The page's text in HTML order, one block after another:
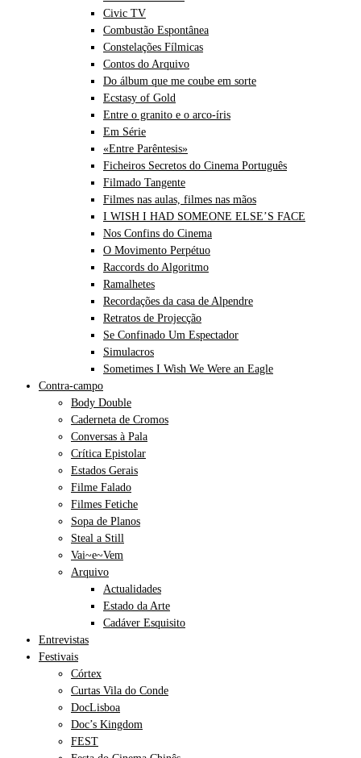
Civic TV
Combustão Espontânea
Constelações Fílmicas
Contos do Arquivo
Do álbum que me coube em sorte
Ecstasy of Gold
Entre o granito e o arco-íris
Em Série
«Entre Parêntesis»
Ficheiros Secretos do Cinema Português
Filmado Tangente
Filmes nas aulas, filmes nas mãos
I WISH I HAD SOMEONE ELSE’S FACE
Nos Confins do Cinema
O Movimento Perpétuo
Raccords do Algoritmo
Ramalhetes
Recordações da casa de Alpendre
Retratos de Projecção
Se Confinado Um Espectador
Simulacros
Sometimes I Wish We Were an Eagle
Contra-campo
Body Double
Caderneta de Cromos
Conversas à Pala
Crítica Epistolar
Estados Gerais
Filme Falado
Filmes Fetiche
Sopa de Planos
Steal a Still
Vai~e~Vem
Arquivo
Actualidades
Estado da Arte
Cadáver Esquisito
Entrevistas
Festivais
Córtex
Curtas Vila do Conde
DocLisboa
Doc’s Kingdom
FEST